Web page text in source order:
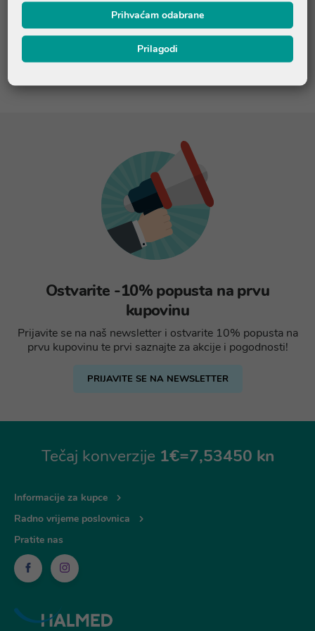
porijekla, K2 proizvode bakterije u probavnom sustavu, a K3 je
sintetički oblik. Istraživanja su pokazala da pravilnim uzimanjem
vitamin K ima odlično djelovanje na zdravlje i pomaže prilikom
prevencije različitih stanja.
Ostvarite -10% popusta na prvu
kupovinu
Prijavite se na naš newsletter i ostvarite 10% popusta na
prvu kupovinu te prvi saznajte za akcije i pogodnosti!
PRIJAVITE SE NA NEWSLETTER
Tečaj konverzije 1€=7,53450 kn
Informacije za kupce
Radno vrijeme poslovnica
Pratite nas
Prihvaćam odabrane
Prilagodi